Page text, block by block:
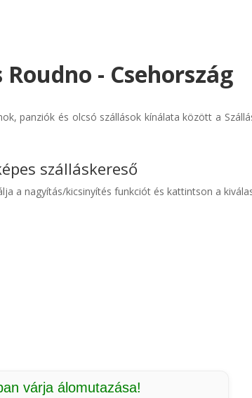
Roudno - Csehország
panziók és olcsó szállások kínálata között a
szálláskereső
a nagyítás/kicsinyítés funkciót és kattintson a
várja álomutazása!